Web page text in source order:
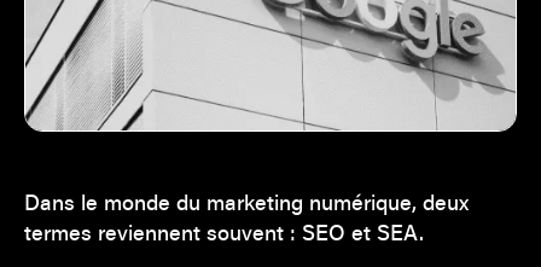
Dans le monde du marketing numérique, deux
termes reviennent souvent : SEO et SEA.